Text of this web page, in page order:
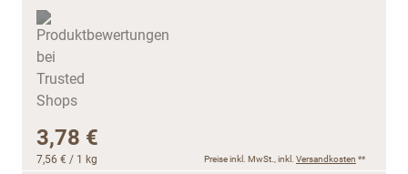
3,78 €
7,56 € / 1 kg Preise inkl. MwSt., inkl. Versandkosten **